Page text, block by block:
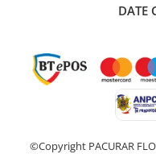
DATE
©Copyright PACURAR